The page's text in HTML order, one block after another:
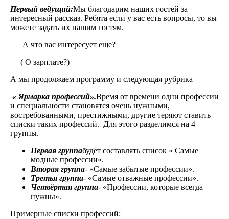
Первый ведущий:Мы благодарим наших гостей за
интересный рассказ. Ребята если у вас есть вопросы, то вы
можете задать их нашим гостям.
А что вас интересует еще?
( О зарплате?)
А мы продолжаем программу и следующая рубрика
« Ярмарка профессий».Время от времени одни профессии
и специальности становятся очень нужными,
востребованными, престижными, другие теряют ставить
списки таких профессий. Для этого разделимся на 4
группы.
Первая группабудет составлять список « Самые
модные профессии».
Вторая группа- «Самые забытые профессии».
Третья группа- «Самые отважные профессии».
Четвёртая группа- «Профессии, которые всегда
нужны».
Примерные списки профессий: